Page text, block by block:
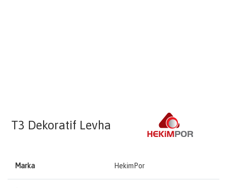
T3 Dekoratif Levha
Marka HekimPor